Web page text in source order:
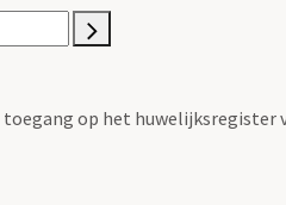
toegang op het